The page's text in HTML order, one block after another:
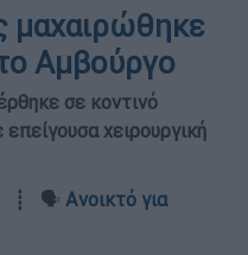
μαχαιρώθηκε
Αμβούργο
σε κοντινό
χειρουργική
┋ 🗣️ Ανοικτό για